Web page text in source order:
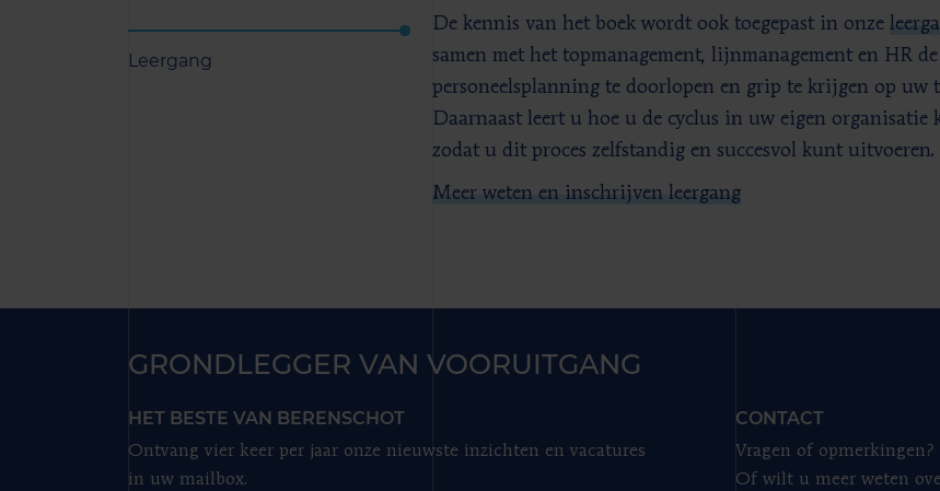
Leergang
De kennis van het boek wordt ook toegepast in onze
samen met het topmanagement, lijnmanagement en HR
personeelsplanning te doorlopen en grip te krijgen op uw
Daarnaast leert u hoe u de cyclus in uw eigen
zodat u dit proces zelfstandig en succesvol kunt uitvoeren.
Meer weten en inschrijven leergang
GRONDLEGGER VAN VOORUITGANG
HET BESTE VAN BERENSCHOT
Ontvang vier keer per jaar onze nieuwste inzichten en vacatures
in uw mailbox.
CONTACT
Vragen of opmerkingen?
Of wilt u meer weten